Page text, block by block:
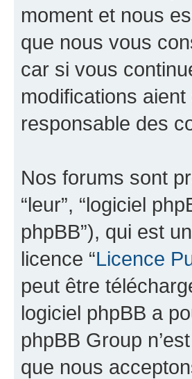
moment et nous
que nous vous
car si vous
modifications
responsable des
Nos forums sont
“leur”, “logiciel
phpBB”), qui est
licence “Licence
peut être
logiciel phpBB a
phpBB Group
que nous